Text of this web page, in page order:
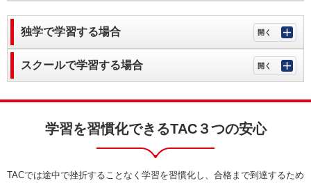
独学で学習する場合
スクールで学習する場合
学習を習慣化できるTAC３つの安心
TACでは途中で挫折することなく学習を習慣化し、合格まで到達するため